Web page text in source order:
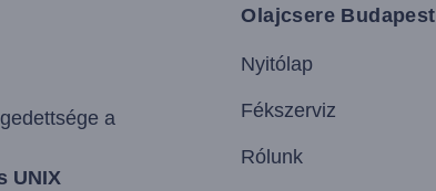
a
UNIX
Olajcsere Budapest
Nyitólap
Fékszerviz
Rólunk